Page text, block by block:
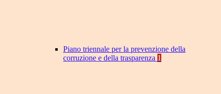
Piano triennale per la prevenzione della
corruzione e della trasparenza 1